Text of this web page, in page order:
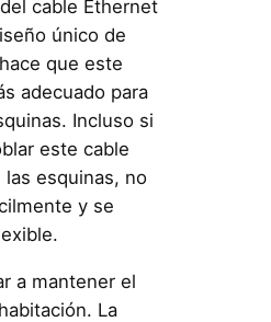
cable Ethernet
único de
que este
adecuado para
Incluso si
este cable
esquinas, no
y se
a mantener el
La